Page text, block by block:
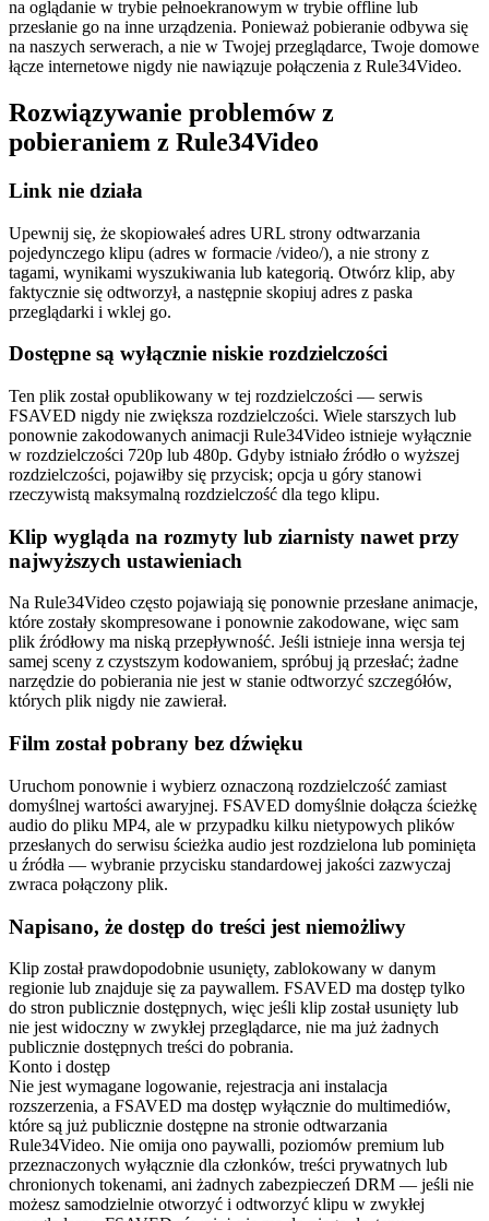
na oglądanie w trybie pełnoekranowym w trybie offline lub
przesłanie go na inne urządzenia. Ponieważ pobieranie odbywa się
na naszych serwerach, a nie w Twojej przeglądarce, Twoje domowe
łącze internetowe nigdy nie nawiązuje połączenia z Rule34Video.
Rozwiązywanie problemów z
pobieraniem z Rule34Video
Link nie działa
Upewnij się, że skopiowałeś adres URL strony odtwarzania
pojedynczego klipu (adres w formacie /video/), a nie strony z
tagami, wynikami wyszukiwania lub kategorią. Otwórz klip, aby
faktycznie się odtworzył, a następnie skopiuj adres z paska
przeglądarki i wklej go.
Dostępne są wyłącznie niskie rozdzielczości
Ten plik został opublikowany w tej rozdzielczości — serwis
FSAVED nigdy nie zwiększa rozdzielczości. Wiele starszych lub
ponownie zakodowanych animacji Rule34Video istnieje wyłącznie
w rozdzielczości 720p lub 480p. Gdyby istniało źródło o wyższej
rozdzielczości, pojawiłby się przycisk; opcja u góry stanowi
rzeczywistą maksymalną rozdzielczość dla tego klipu.
Klip wygląda na rozmyty lub ziarnisty nawet przy
najwyższych ustawieniach
Na Rule34Video często pojawiają się ponownie przesłane animacje,
które zostały skompresowane i ponownie zakodowane, więc sam
plik źródłowy ma niską przepływność. Jeśli istnieje inna wersja tej
samej sceny z czystszym kodowaniem, spróbuj ją przesłać; żadne
narzędzie do pobierania nie jest w stanie odtworzyć szczegółów,
których plik nigdy nie zawierał.
Film został pobrany bez dźwięku
Uruchom ponownie i wybierz oznaczoną rozdzielczość zamiast
domyślnej wartości awaryjnej. FSAVED domyślnie dołącza ścieżkę
audio do pliku MP4, ale w przypadku kilku nietypowych plików
przesłanych do serwisu ścieżka audio jest rozdzielona lub pominięta
u źródła — wybranie przycisku standardowej jakości zazwyczaj
zwraca połączony plik.
Napisano, że dostęp do treści jest niemożliwy
Klip został prawdopodobnie usunięty, zablokowany w danym
regionie lub znajduje się za paywallem. FSAVED ma dostęp tylko
do stron publicznie dostępnych, więc jeśli klip został usunięty lub
nie jest widoczny w zwykłej przeglądarce, nie ma już żadnych
publicznie dostępnych treści do pobrania.
Konto i dostęp
Nie jest wymagane logowanie, rejestracja ani instalacja
rozszerzenia, a FSAVED ma dostęp wyłącznie do multimediów,
które są już publicznie dostępne na stronie odtwarzania
Rule34Video. Nie omija ono paywalli, poziomów premium lub
przeznaczonych wyłącznie dla członków, treści prywatnych lub
chronionych tokenami, ani żadnych zabezpieczeń DRM — jeśli nie
możesz samodzielnie otworzyć i odtworzyć klipu w zwykłej